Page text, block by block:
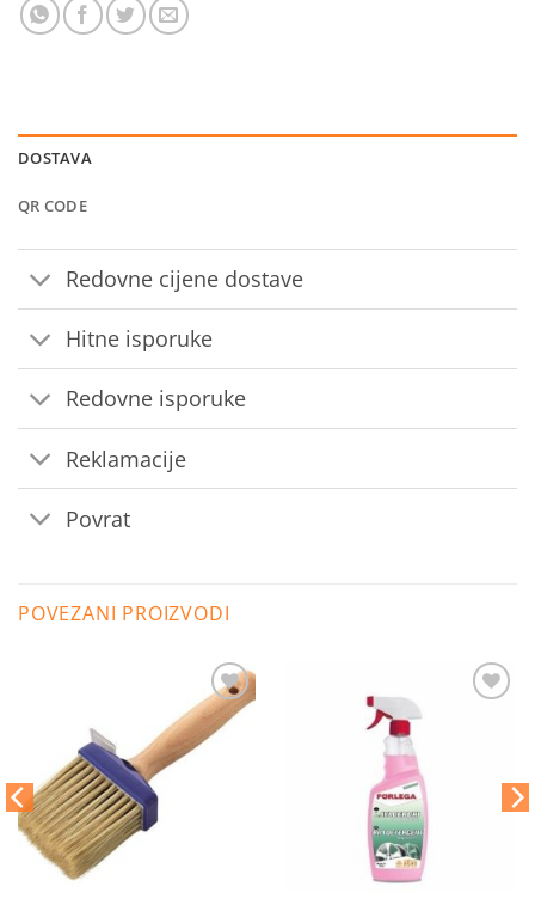
DOSTAVA
QR CODE
Redovne cijene dostave
Hitne isporuke
Redovne isporuke
Reklamacije
Povrat
POVEZANI PROIZVODI
Dodaj
na